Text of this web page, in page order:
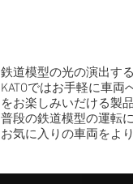
鉄道模型の光の演出す
KATOでは​お手軽に車
をお楽しみいだける製
普段の鉄道模型の運転
お気に入りの車両をよ